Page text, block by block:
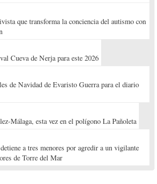
que transforma la conciencia del autismo con
Cueva de Nerja para este 2026
de Navidad de Evaristo Guerra para el diario
Málaga, esta vez en el polígono La Pañoleta
a tres menores por agredir a un vigilante
de Torre del Mar